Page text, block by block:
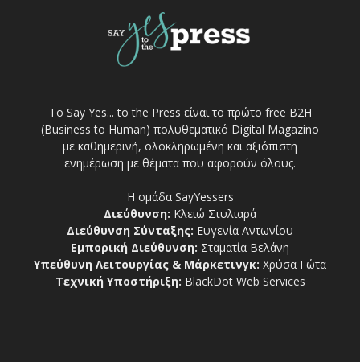
Το Say Yes... to the Press είναι το πρώτο free Β2Η
(Business to Human) πολυθεματικό Digital Magazino
με καθημερινή, ολοκληρωμένη και αξιόπιστη
ενημέρωση με θέματα που αφορούν όλους.
Η ομάδα SayYessers
Διεύθυνση: Κλειώ Στυλιαρά
Διεύθυνση Σύνταξης: Ευγενία Αντωνίου
Εμπορική Διεύθυνση: Σταματία Βελάνη
Υπεύθυνη Λειτουργίας & Μάρκετινγκ: Χρύσα Γώτα
Τεχνική Υποστήριξη: BlackDot Web Services